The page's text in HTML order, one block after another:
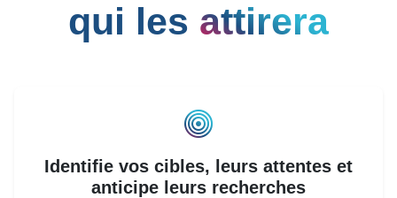
qui les attirera
Identifie vos cibles, leurs attentes et
anticipe leurs recherches